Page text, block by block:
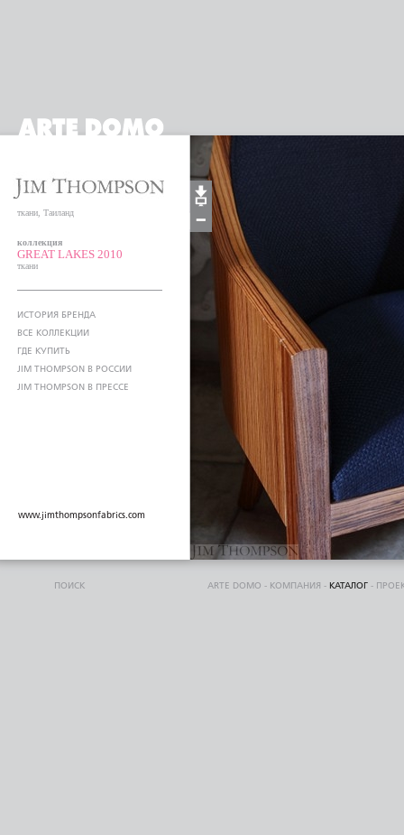
ткани, Таиланд
коллекция
GREAT LAKES 2010
ткани
ИСТОРИЯ БРЕНДА
ВСЕ КОЛЛЕКЦИИ
ГДЕ КУПИТЬ
JIM THOMPSON В РОССИИ
JIM THOMPSON В ПРЕССЕ
www.jimthompsonfabrics.com
ПОИСК ARTE DOMO - КОМПАНИЯ - КАТАЛОГ -